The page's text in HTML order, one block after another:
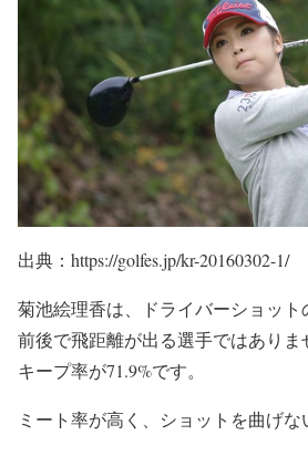
出典：https://golfes.jp/kr-20160302-1/
菊池絵理香は、ドライバーショット
前後で飛距離が出る選手ではありま
キープ率が71.9%です。
ミート率が高く、ショットを曲げな